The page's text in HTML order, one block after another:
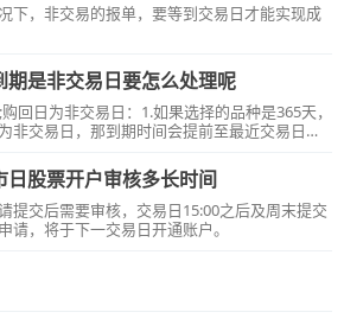
下，非交易的报单，要等到交易日才能实现成
期是非交易日要怎么处理呢
回日为非交易日：1.如果选择的品种是365天，
非交易日，那到期时间会提前至最近交易日。
&nbsp; &nbsp; &nbsp; &nbsp; &nbsp; &nbsp;
&nbsp; &nbsp;&nbsp;2.如果选择的是其他品
日为非交易日，到期时间会向后顺延至下一个
【例如】：如果客户交易品种为91天，且到期
日，向后顺延至下一个交易日，此时利率应适
日股票开户审核多长时间
提交后需要审核，交易日15:00之后及周末提交
请，将于下一交易日开通账户。